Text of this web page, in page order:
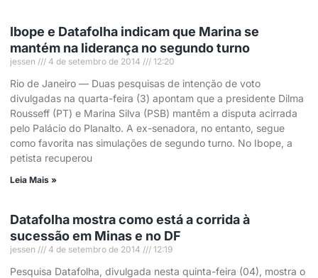
Ibope e Datafolha indicam que Marina se
mantém na liderança no segundo turno
jessen 4 de setembro de 2014 12:20
Rio de Janeiro — Duas pesquisas de intenção de voto
divulgadas na quarta-feira (3) apontam que a presidente Dilma
Rousseff (PT) e Marina Silva (PSB) mantêm a disputa acirrada
pelo Palácio do Planalto. A ex-senadora, no entanto, segue
como favorita nas simulações de segundo turno. No Ibope, a
petista recuperou
Leia Mais »
Datafolha mostra como está a corrida à
sucessão em Minas e no DF
jessen 4 de setembro de 2014 12:19
Pesquisa Datafolha, divulgada nesta quinta-feira (04), mostra o